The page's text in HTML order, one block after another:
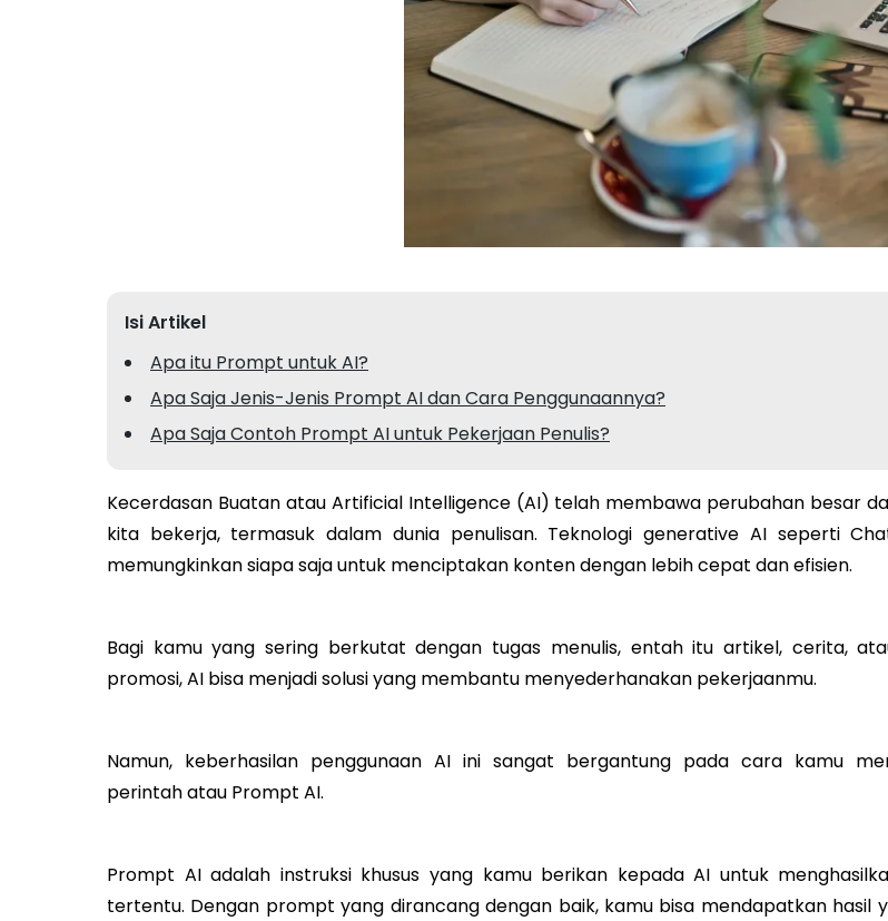
Isi Artikel
Apa itu Prompt untuk AI?
Apa Saja Jenis-Jenis Prompt AI dan Cara Penggunaannya?
Apa Saja Contoh Prompt AI untuk Pekerjaan Penulis?
Kecerdasan Buatan atau Artificial Intelligence (AI) telah membawa perubahan besar
kita bekerja, termasuk dalam dunia penulisan. Teknologi generative AI seperti
memungkinkan siapa saja untuk menciptakan konten dengan lebih cepat dan efisien.
Bagi kamu yang sering berkutat dengan tugas menulis, entah itu artikel, cerita,
promosi, AI bisa menjadi solusi yang membantu menyederhanakan pekerjaanmu.
Namun, keberhasilan penggunaan AI ini sangat bergantung pada cara kamu
perintah atau Prompt AI.
Prompt AI adalah instruksi khusus yang kamu berikan kepada AI untuk
tertentu. Dengan prompt yang dirancang dengan baik, kamu bisa mendapatkan hasil